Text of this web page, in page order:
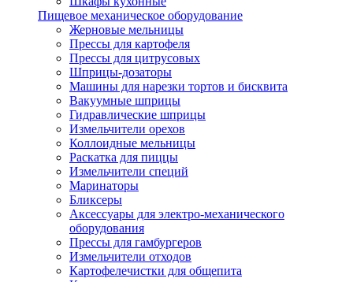
Пищевое механическое оборудование
Жерновые мельницы
Прессы для картофеля
Прессы для цитрусовых
Шприцы-дозаторы
Машины для нарезки тортов и бисквита
Вакуумные шприцы
Гидравлические шприцы
Измельчители орехов
Коллоидные мельницы
Раскатка для пиццы
Измельчители специй
Маринаторы
Бликсеры
Аксессуары для электро-механического
оборудования
Прессы для гамбургеров
Измельчители отходов
Картофелечистки для общепита